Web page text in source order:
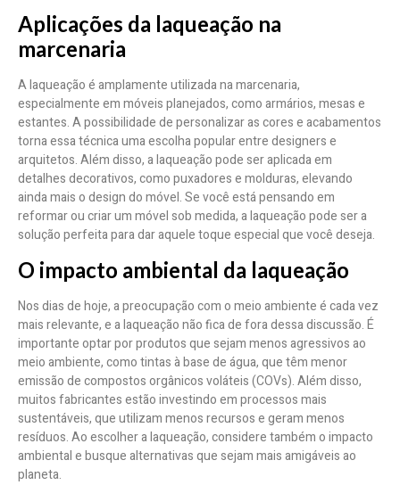
Aplicações da laqueação na
marcenaria
A laqueação é amplamente utilizada na marcenaria,
especialmente em móveis planejados, como armários, mesas e
estantes. A possibilidade de personalizar as cores e acabamentos
torna essa técnica uma escolha popular entre designers e
arquitetos. Além disso, a laqueação pode ser aplicada em
detalhes decorativos, como puxadores e molduras, elevando
ainda mais o design do móvel. Se você está pensando em
reformar ou criar um móvel sob medida, a laqueação pode ser a
solução perfeita para dar aquele toque especial que você deseja.
O impacto ambiental da laqueação
Nos dias de hoje, a preocupação com o meio ambiente é cada vez
mais relevante, e a laqueação não fica de fora dessa discussão. É
importante optar por produtos que sejam menos agressivos ao
meio ambiente, como tintas à base de água, que têm menor
emissão de compostos orgânicos voláteis (COVs). Além disso,
muitos fabricantes estão investindo em processos mais
sustentáveis, que utilizam menos recursos e geram menos
resíduos. Ao escolher a laqueação, considere também o impacto
ambiental e busque alternativas que sejam mais amigáveis ao
planeta.